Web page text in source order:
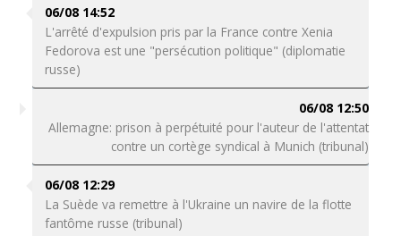
06/08 14:52
L'arrêté d'expulsion pris par la France contre Xenia
Fedorova est une "persécution politique" (diplomatie
russe)
06/08 12:50
Allemagne: prison à perpétuité pour l'auteur de l'attentat
contre un cortège syndical à Munich (tribunal)
06/08 12:29
La Suède va remettre à l'Ukraine un navire de la flotte
fantôme russe (tribunal)